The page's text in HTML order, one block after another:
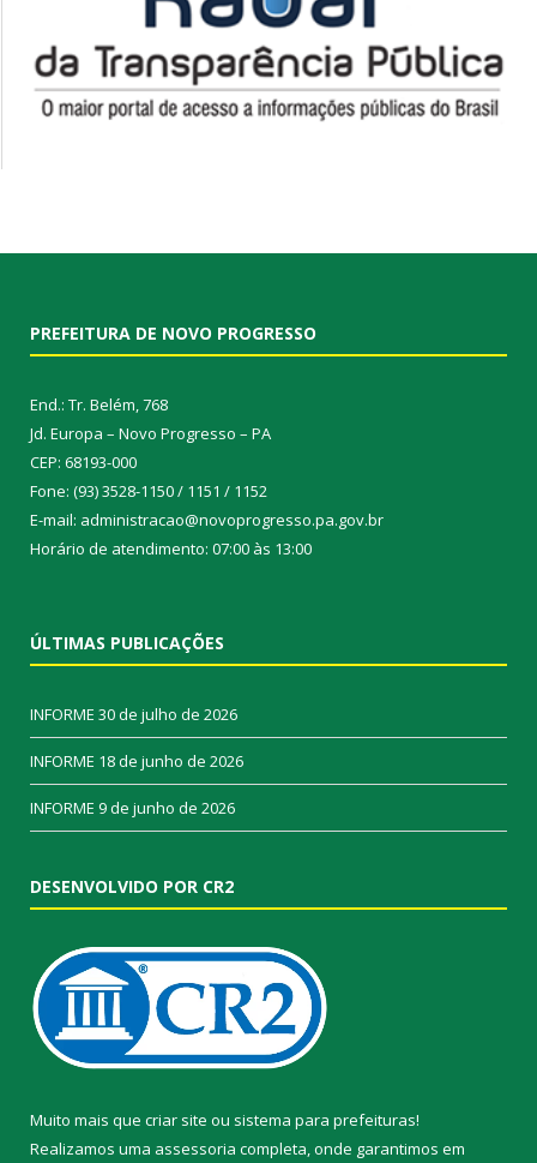
PREFEITURA DE NOVO PROGRESSO
End.: Tr. Belém, 768
Jd. Europa – Novo Progresso – PA
CEP: 68193-000
Fone: (93) 3528-1150 / 1151 / 1152
E-mail: administracao@novoprogresso.pa.gov.br
Horário de atendimento: 07:00 às 13:00
ÚLTIMAS PUBLICAÇÕES
INFORME 30 de julho de 2026
INFORME 18 de junho de 2026
INFORME 9 de junho de 2026
DESENVOLVIDO POR CR2
Muito mais que criar site ou sistema para prefeituras!
Realizamos uma assessoria completa, onde garantimos em